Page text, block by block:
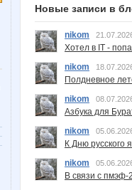
Новые записи в
nikom
Хотел в IT -
nikom
Полдневное
nikom
Азбука для
nikom
К Дню русского
nikom
В связи с пмэф-